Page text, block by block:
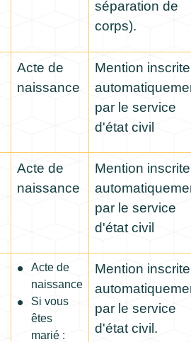
séparation de
corps).
Acte de
naissance
Mention inscrite
par le service
d'état civil
Acte de
naissance
Mention inscrite
par le service
d'état civil
Acte de
naissance
Si vous
êtes
marié :
Mention inscrite
par le service
d'état civil.